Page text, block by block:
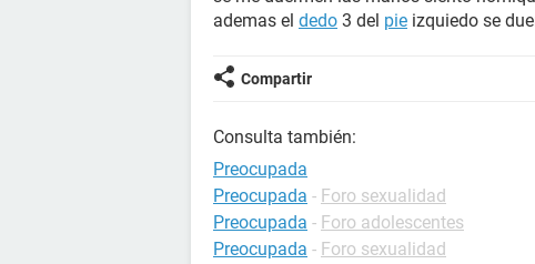
ademas el dedo 3 del pie izquiedo se
Compartir
Consulta también:
Preocupada
Preocupada - Foro sexualidad
Preocupada - Foro adolescentes
Preocupada - Foro sexualidad